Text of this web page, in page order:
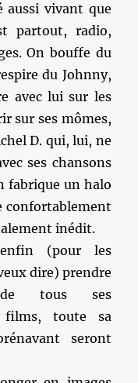
aussi vivant que
partout, radio,
On bouffe du
du Johnny,
avec lui sur les
sur ses mômes,
D. qui, lui, ne
ses chansons
fabrique un halo
confortablement
inédit.
(pour les
dire) prendre
de tous ses
films, toute sa
seront